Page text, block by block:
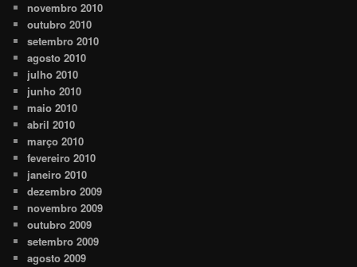
novembro 2010
outubro 2010
setembro 2010
agosto 2010
julho 2010
junho 2010
maio 2010
abril 2010
março 2010
fevereiro 2010
janeiro 2010
dezembro 2009
novembro 2009
outubro 2009
setembro 2009
agosto 2009